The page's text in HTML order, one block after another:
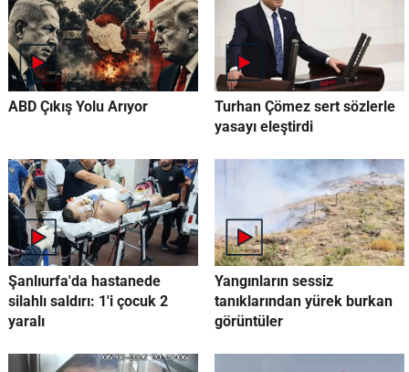
ABD Çıkış Yolu Arıyor
Turhan Çömez sert sözlerle
yasayı eleştirdi
Şanlıurfa'da hastanede
silahlı saldırı: 1'i çocuk 2
yaralı
Yangınların sessiz
tanıklarından yürek burkan
görüntüler